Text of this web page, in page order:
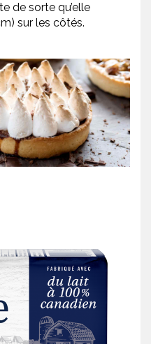
de sorte qu’elle
sur les côtés.